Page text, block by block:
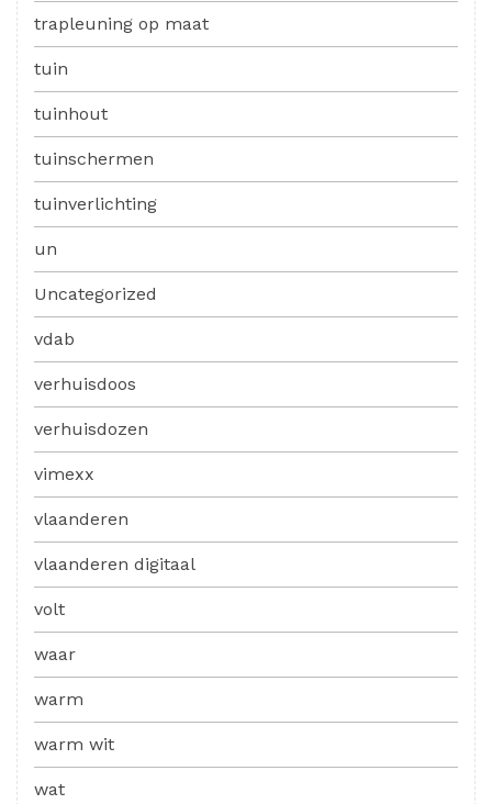
trapleuning op maat
tuin
tuinhout
tuinschermen
tuinverlichting
un
Uncategorized
vdab
verhuisdoos
verhuisdozen
vimexx
vlaanderen
vlaanderen digitaal
volt
waar
warm
warm wit
wat